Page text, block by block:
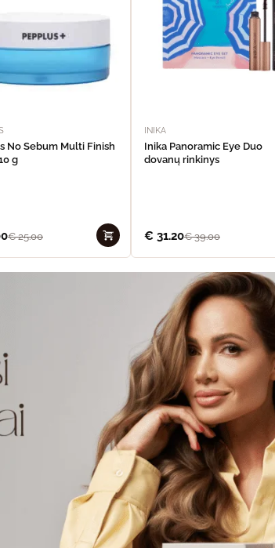
No Sebum Multi Finish
g
€25.00
INIKA
Inika Panoramic Eye Duo
dovanų rinkinys
€ 31.20€39.00